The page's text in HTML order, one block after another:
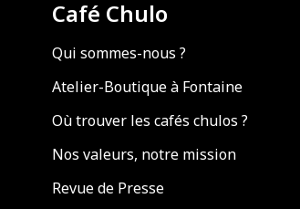
Café Chulo
Qui sommes-nous ?
Atelier-Boutique à Fontaine
Où trouver les cafés chulos ?
Nos valeurs, notre mission
Revue de Presse